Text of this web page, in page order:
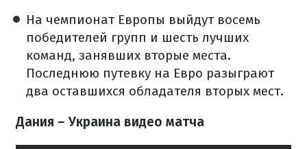
На чемпионат Европы выйдут восемь
победителей групп и шесть лучших
команд, занявших вторые места.
Последнюю путевку на Евро разыграют
два оставшихся обладателя вторых мест.
Дания – Украина видео матча